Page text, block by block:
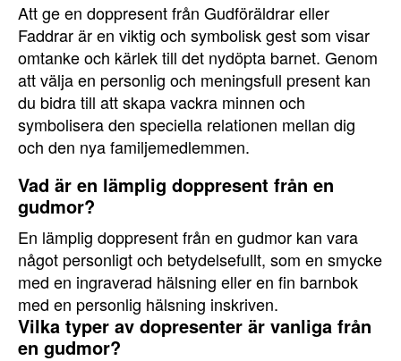
Att ge en doppresent från Gudföräldrar eller
Faddrar är en viktig och symbolisk gest som visar
omtanke och kärlek till det nydöpta barnet. Genom
att välja en personlig och meningsfull present kan
du bidra till att skapa vackra minnen och
symbolisera den speciella relationen mellan dig
och den nya familjemedlemmen.
Vad är en lämplig doppresent från en
gudmor?
En lämplig doppresent från en gudmor kan vara
något personligt och betydelsefullt, som en smycke
med en ingraverad hälsning eller en fin barnbok
med en personlig hälsning inskriven.
Vilka typer av dopresenter är vanliga från
en gudmor?